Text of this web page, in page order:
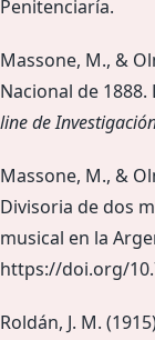
Penitenciaría.
Massone, M., &
Nacional de
line de
Massone, M., &
Divisoria de dos
musical en la
https://doi.org/
Roldán, J. M.